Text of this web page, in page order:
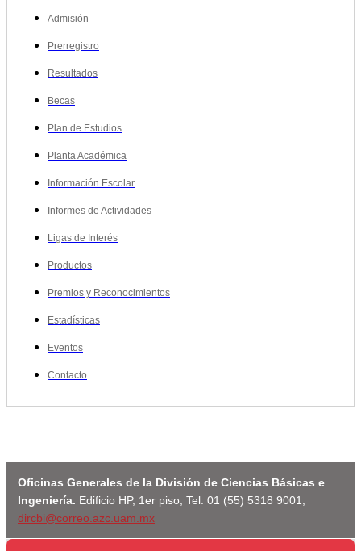
Admisión
Prerregistro
Resultados
Becas
Plan de Estudios
Planta Académica
Información Escolar
Informes de Actividades
Ligas de Interés
Productos
Premios y Reconocimientos
Estadísticas
Eventos
Contacto
Oficinas Generales de la División de Ciencias Básicas e
Ingeniería. Edificio HP, 1er piso, Tel. 01 (55) 5318 9001,
dircbi@correo.azc.uam.mx